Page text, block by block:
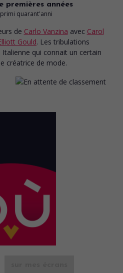
premières années
primi quarant'anni
de Carlo Vanzina avec Carol
Gould. Les tribulations
qui connait un certain
créatrice de mode.